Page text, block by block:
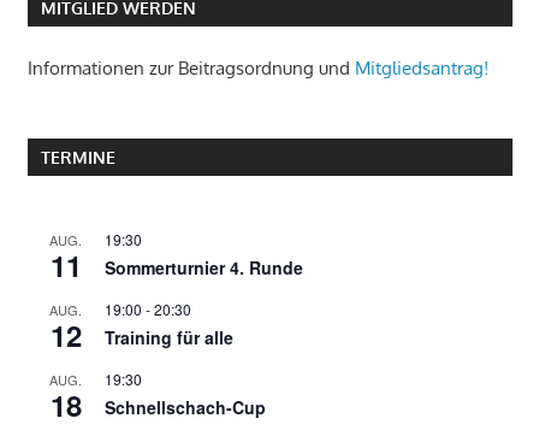
MITGLIED WERDEN
Informationen zur Beitragsordnung und Mitgliedsantrag!
TERMINE
AUG.
11
19:30
Sommerturnier 4. Runde
AUG.
12
19:00 -20:30
Training für alle
AUG.
18
19:30
Schnellschach-Cup